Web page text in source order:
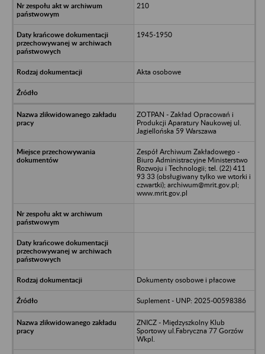
210
1945-1950
Akta osobowe
ZOTPAN - Zakład Opracowań i
Produkcji Aparatury Naukowej ul.
Jagiellońska 59 Warszawa
Zespół Archiwum Zakładowego -
Biuro Administracyjne Ministerstwo
Rozwoju i Technologii; tel. (22) 411
93 33 (obsługiwany tylko we wtorki i
czwartki); archiwum@mrit.gov.pl;
www.mrit.gov.pl
Dokumenty osobowe i płacowe
Suplement - UNP: 2025-00598386
ZNICZ - Międzyszkolny Klub
Sportowy ul.Fabryczna 77 Gorzów
Wkpl.